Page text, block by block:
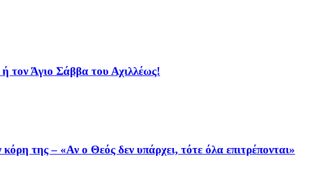
τον Άγιο Σάββα του Αχιλλέως!
της – «Αν ο Θεός δεν υπάρχει, τότε όλα επιτρέπονται»